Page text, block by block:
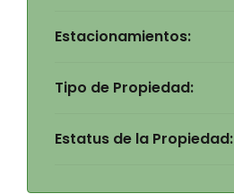
Estacionamientos:
Tipo de Propiedad:
Estatus de la Propiedad: